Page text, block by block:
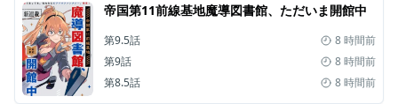
帝国第11前線基地魔導図書館、ただいま開館中
第9.5話
8 時間前
第9話
8 時間前
第8.5話
8 時間前